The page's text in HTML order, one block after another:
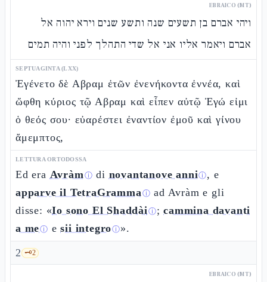
EBRAICO (MT)
ויהי אברם בן תשעים שנה ותשע שנים וירא יהוה אל
אברם ויאמר אליו אני אל שדי התהלך לפני והיה תמים
SEPTUAGINTA (LXX)
Ἐγένετο δὲ Αβραμ ἐτῶν ἐνενήκοντα ἐννέα, καὶ
ὤφθη κύριος τῷ Αβραμ καὶ εἶπεν αὐτῷ Ἐγώ εἰμι
ὁ θεός σου· εὐαρέστει ἐναντίον ἐμοῦ καὶ γίνου
ἄμεμπτος,
LETTURA ORTODOSSA
Ed era Avràmⓘ di novantanove anniⓘ, e
apparve il TetraGrammaⓘ ad Avràm e gli
disse: «Io sono El Shaddàiⓘ;cammina davanti
a meⓘ esii integroⓘ».
2 🗝️2
EBRAICO (MT)